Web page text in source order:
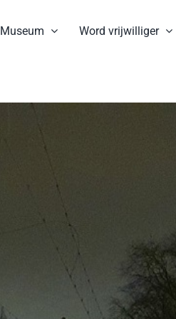
Museum Word vrijwilliger